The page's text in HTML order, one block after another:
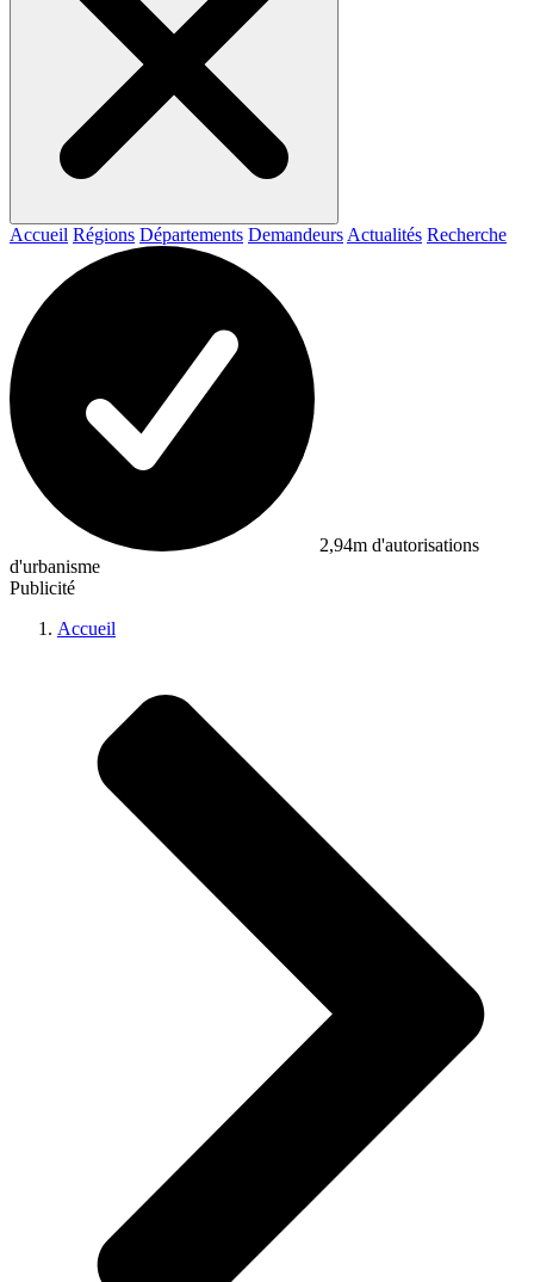
Accueil Régions Départements Demandeurs Actualités Recherche
2,94m d'autorisations
d'urbanisme
Publicité
Accueil